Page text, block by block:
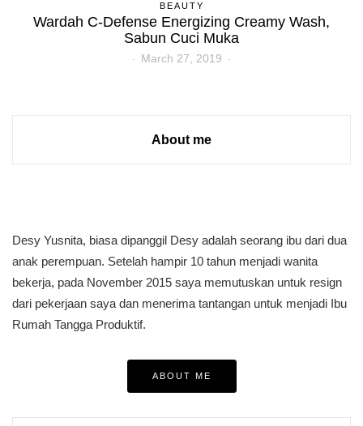
BEAUTY
Wardah C-Defense Energizing Creamy Wash,
Sabun Cuci Muka
March 27, 2019
About me
Desy Yusnita, biasa dipanggil Desy adalah seorang ibu dari dua
anak perempuan. Setelah hampir 10 tahun menjadi wanita
bekerja, pada November 2015 saya memutuskan untuk resign
dari pekerjaan saya dan menerima tantangan untuk menjadi Ibu
Rumah Tangga Produktif.
ABOUT ME